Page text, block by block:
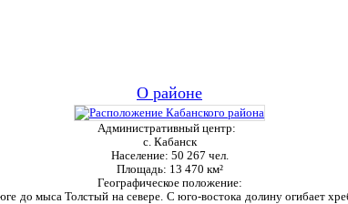
О районе
Административный центр:
с. Кабанск
Население: 50 267 чел.
Площадь: 13 470 км²
Географическое положение:
до мыса Толстый на севере. С юго-востока долину огибает